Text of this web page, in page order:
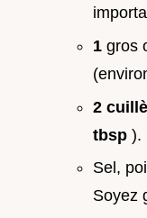
1 gros
2
tbsp ).
Sel,
Soyez